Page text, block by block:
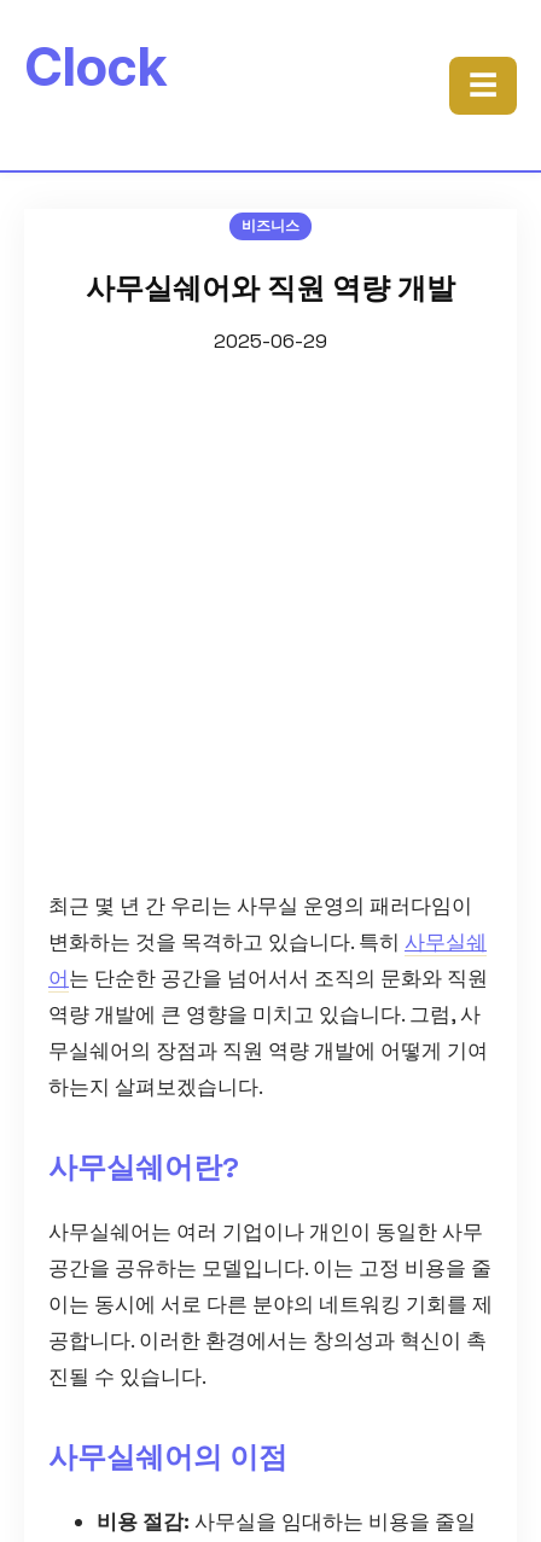
Clock ☰
비즈니스
사무실쉐어와 직원 역량 개발
2025-06-29
최근 몇 년 간 우리는 사무실 운영의 패러다임이
변화하는 것을 목격하고 있습니다. 특히 사무실쉐
어는 단순한 공간을 넘어서서 조직의 문화와 직원
역량 개발에 큰 영향을 미치고 있습니다. 그럼, 사
무실쉐어의 장점과 직원 역량 개발에 어떻게 기여
하는지 살펴보겠습니다.
사무실쉐어란?
사무실쉐어는 여러 기업이나 개인이 동일한 사무
공간을 공유하는 모델입니다. 이는 고정 비용을 줄
이는 동시에 서로 다른 분야의 네트워킹 기회를 제
공합니다. 이러한 환경에서는 창의성과 혁신이 촉
진될 수 있습니다.
사무실쉐어의 이점
비용 절감: 사무실을 임대하는 비용을 줄일